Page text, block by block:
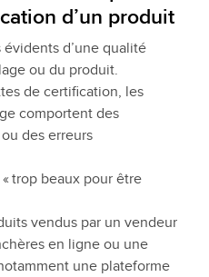
d’un produit
d’une qualité
ou du produit.
de certification, les
comportent des
des erreurs
trop beaux pour être
vendus par un vendeur
en ligne ou une
une plateforme